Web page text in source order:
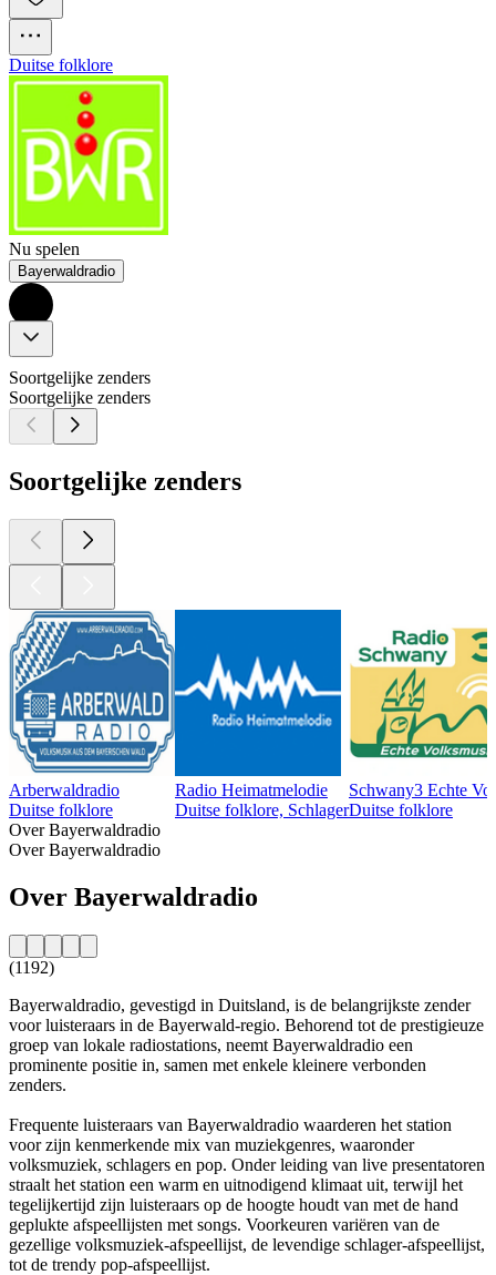
Duitse folklore
Nu spelen
Bayerwaldradio
Soortgelijke zenders
Soortgelijke zenders
Soortgelijke zenders
Arberwaldradio
Duitse folklore
Radio Heimatmelodie
Duitse folklore, Schlager
Schwany3 Echte
Duitse folklore
Over Bayerwaldradio
Over Bayerwaldradio
Over Bayerwaldradio
(1192)
Bayerwaldradio, gevestigd in Duitsland, is de belangrijkste zender
voor luisteraars in de Bayerwald-regio. Behorend tot de prestigieuze
groep van lokale radiostations, neemt Bayerwaldradio een
prominente positie in, samen met enkele kleinere verbonden
zenders.
Frequente luisteraars van Bayerwaldradio waarderen het station
voor zijn kenmerkende mix van muziekgenres, waaronder
volksmuziek, schlagers en pop. Onder leiding van live presentatoren
straalt het station een warm en uitnodigend klimaat uit, terwijl het
tegelijkertijd zijn luisteraars op de hoogte houdt van met de hand
geplukte afspeellijsten met songs. Voorkeuren variëren van de
gezellige volksmuziek-afspeellijst, de levendige schlager-afspeellijst,
tot de trendy pop-afspeellijst.